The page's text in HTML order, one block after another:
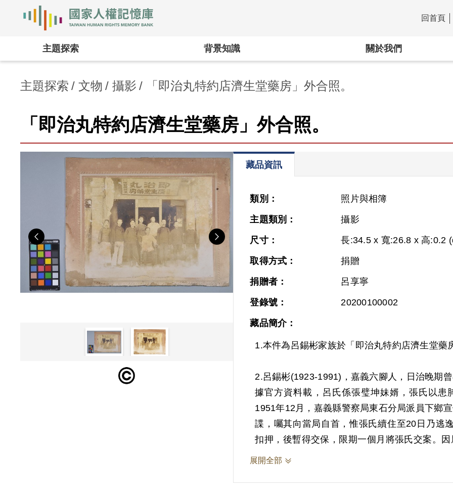
:::
回首頁
主題探索 背景知識 關於我們
主題探索 文物 攝影 「即治丸特約店濟生堂藥房」外合照。
「即治丸特約店濟生堂藥房」外合照。
Previous
藏品資訊
類別： 照片與相簿
主題類別： 攝影
尺寸： 長:34.5 x 寬:26.8 x 高:0.2
取得方式： 捐贈
捐贈者： 呂享寧
登錄號： 20200100002
藏品簡介：
1.本件為呂錫彬家族於「即治丸特約店濟生堂藥
2.呂錫彬(1923-1991)，嘉義六腳人，日治晚期
據官方資料載，呂氏係張璧坤妹婿，張氏以患
1951年12月，嘉義縣警察局東石分局派員下鄉
諜，囑其向當局自首，惟張氏續住至20日乃逃
扣押，後暫得交保，限期一個月將張氏交案。
胡祝添設法，意圖使其有違背職務之行為，適
展開全部